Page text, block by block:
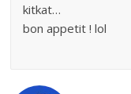
kitkat…
bon appetit ! lol